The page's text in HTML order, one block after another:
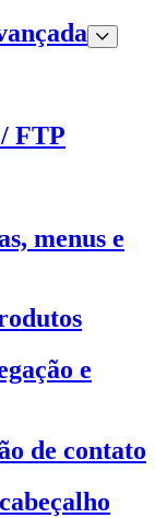
FTP
menus e
e
de contato